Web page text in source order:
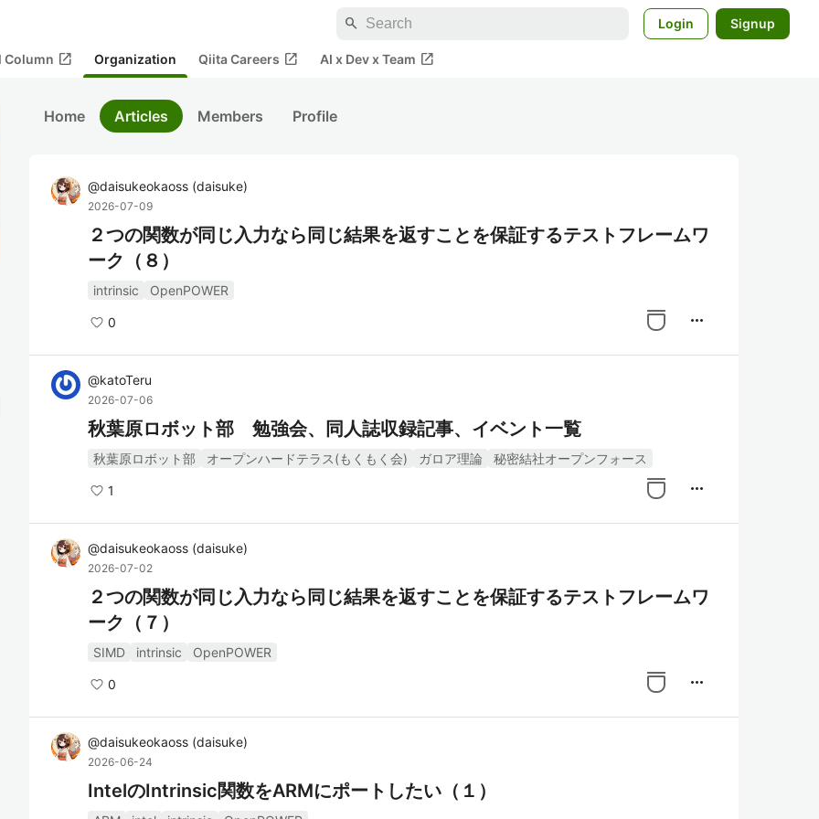
search Login Signup
Column open_in_new Organization Qiita Careers open_in_new AI x Dev x Team open_in_new
Home Articles Members Profile
@daisukeokaoss (daisuke)
2026-07-09
２つの関数が同じ入力なら同じ結果を返すことを保証するテストフレームワ
ーク（８）
intrinsic OpenPOWER
0 more_horiz
@katoTeru
2026-07-06
秋葉原ロボット部 勉強会、同人誌収録記事、イベント一覧
秋葉原ロボット部 オープンハードテラス(もくもく会) ガロア理論 秘密結社オープンフォース
1 more_horiz
@daisukeokaoss (daisuke)
2026-07-02
２つの関数が同じ入力なら同じ結果を返すことを保証するテストフレームワ
ーク（７）
SIMD intrinsic OpenPOWER
0 more_horiz
@daisukeokaoss (daisuke)
2026-06-24
IntelのIntrinsic関数をARMにポートしたい（１）